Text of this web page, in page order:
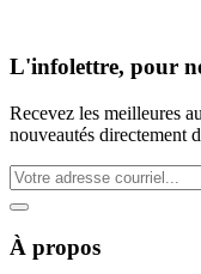
L'infolettre, pour
Recevez les meilleures
nouveautés directement
À propos